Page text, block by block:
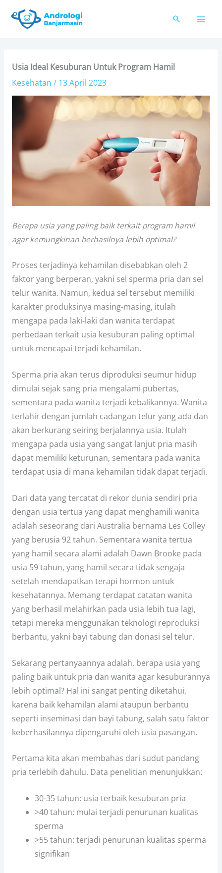
Usia Ideal Kesuburan Untuk Program Hamil
Kesehatan / 13 April 2023
Berapa usia yang paling baik terkait program hamil
agar kemungkinan berhasilnya lebih optimal?
Proses terjadinya kehamilan disebabkan oleh 2
faktor yang berperan, yakni sel sperma pria dan sel
telur wanita. Namun, kedua sel tersebut memiliki
karakter produksinya masing-masing, itulah
mengapa pada laki-laki dan wanita terdapat
perbedaan terkait usia kesuburan paling optimal
untuk mencapai terjadi kehamilan.
Sperma pria akan terus diproduksi seumur hidup
dimulai sejak sang pria mengalami pubertas,
sementara pada wanita terjadi kebalikannya. Wanita
terlahir dengan jumlah cadangan telur yang ada dan
akan berkurang seiring berjalannya usia. Itulah
mengapa pada usia yang sangat lanjut pria masih
dapat memiliki keturunan, sementara pada wanita
terdapat usia di mana kehamilan tidak dapat terjadi.
Dari data yang tercatat di rekor dunia sendiri pria
dengan usia tertua yang dapat menghamili wanita
adalah seseorang dari Australia bernama Les Colley
yang berusia 92 tahun. Sementara wanita tertua
yang hamil secara alami adalah Dawn Brooke pada
usia 59 tahun, yang hamil secara tidak sengaja
setelah mendapatkan terapi hormon untuk
kesehatannya. Memang terdapat catatan wanita
yang berhasil melahirkan pada usia lebih tua lagi,
tetapi mereka menggunakan teknologi reproduksi
berbantu, yakni bayi tabung dan donasi sel telur.
Sekarang pertanyaannya adalah, berapa usia yang
paling baik untuk pria dan wanita agar kesuburannya
lebih optimal? Hal ini sangat penting diketahui,
karena baik kehamilan alami ataupun berbantu
seperti inseminasi dan bayi tabung, salah satu faktor
keberhasilannya dipengaruhi oleh usia pasangan.
Pertama kita akan membahas dari sudut pandang
pria terlebih dahulu. Data penelitian menunjukkan:
30-35 tahun: usia terbaik kesuburan pria
>40 tahun: mulai terjadi penurunan kualitas
sperma
>55 tahun: terjadi penurunan kualitas sperma
signifikan